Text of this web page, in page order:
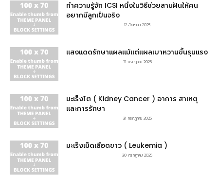
ทำความรู้จัก ICSI หนึ่งในวิธีช่วยสานฝันให้คน
อยากมีลูกเป็นจริง
12 สิงหาคม 2025
แสงแดดรักษาแผลแม้แต่แผลเบาหวานขั้นรุนแรง
31 กรกฎาคม 2025
มะเร็งไต ( Kidney Cancer ) อาการ สาเหตุ
และการรักษา
31 กรกฎาคม 2025
มะเร็งเม็ดเลือดขาว ( Leukemia )
30 กรกฎาคม 2025